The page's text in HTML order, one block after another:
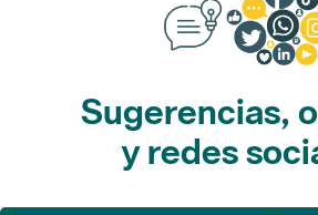
Sugerencias,
y redes